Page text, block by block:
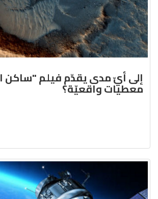
إلى أيّ مدى يقدّم فيلم "ساكن
معطيات واقعيّة؟